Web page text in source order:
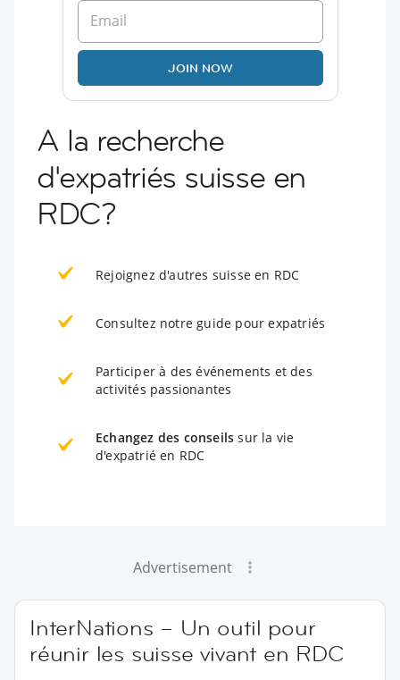
JOIN NOW
A la recherche
d'expatriés suisse en
RDC?
Rejoignez d'autres suisse en RDC
Consultez notre guide pour expatriés
Participer à des événements et des
activités passionantes
Echangez des conseils sur la vie
d'expatrié en RDC
Advertisement
InterNations – Un outil pour
réunir les suisse vivant en RDC